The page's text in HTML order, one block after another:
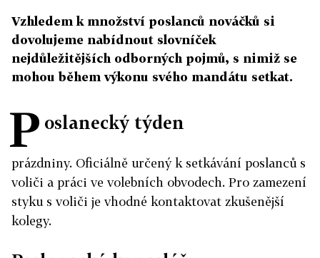
Vzhledem k množství poslanců nováčků si
dovolujeme nabídnout slovníček
nejdůležitějších odborných pojmů, s nimiž se
mohou během výkonu svého mandátu setkat.
P oslanecký týden
prázdniny. Oficiálně určený k setkávání poslanců s
voliči a práci ve volebních obvodech. Pro zamezení
styku s voliči je vhodné kontaktovat zkušenější
kolegy.